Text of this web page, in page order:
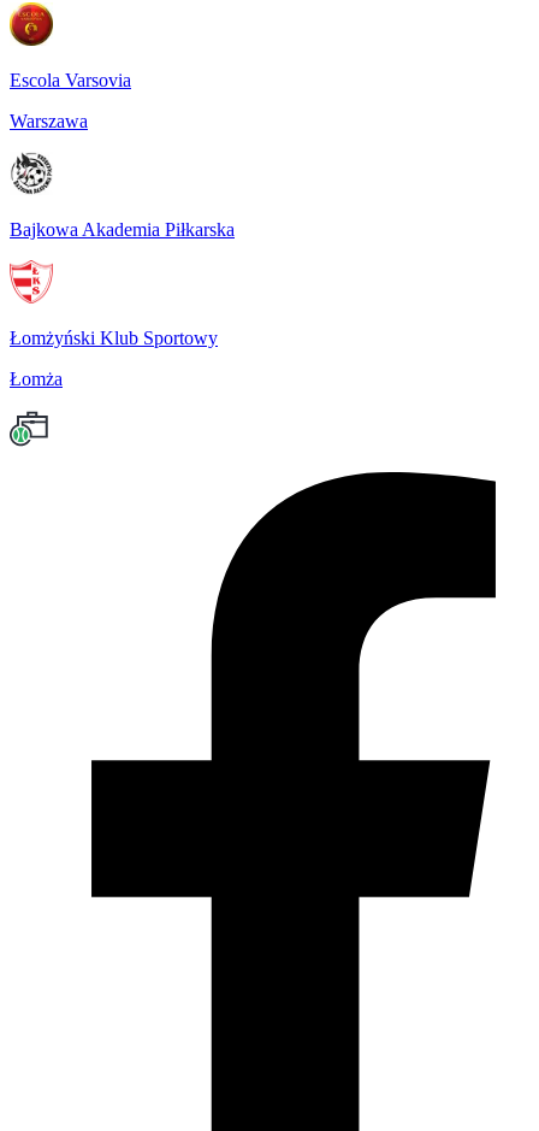
Escola Varsovia
Warszawa
Bajkowa Akademia Piłkarska
Łomżyński Klub Sportowy
Łomża